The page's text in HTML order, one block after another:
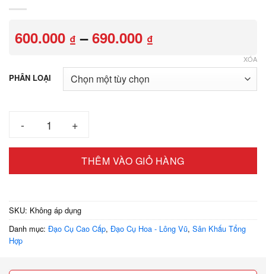
600.000 ₫ – 690.000 ₫
đến
PHÂN LOẠI
XÓA
THÊM VÀO GIỎ HÀNG
SKU: Không áp dụng
Danh mục: Đạo Cụ Cao Cấp, Đạo Cụ Hoa - Lông Vũ, Sân Khấu Tổng
Hợp